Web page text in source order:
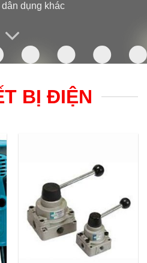
dụng khác
BỊ ĐIỆN